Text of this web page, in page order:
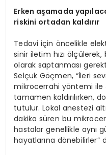
Erken aşamada
riskini ortadan kaldırır
Tedavi için öncelikle
sinir iletim hızı ölçülerek,
olarak saptanması
Selçuk Göçmen, “İleri
mikrocerrahi yöntemi ile
tamamen kaldırılırken,
tutulur. Lokal anestezi
dakika süren bu
hastalar genellikle aynı
hayatlarına dönebilirler”